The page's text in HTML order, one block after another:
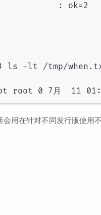
: ok=2
ls -lt /tmp/
用在针对不同发行版使用